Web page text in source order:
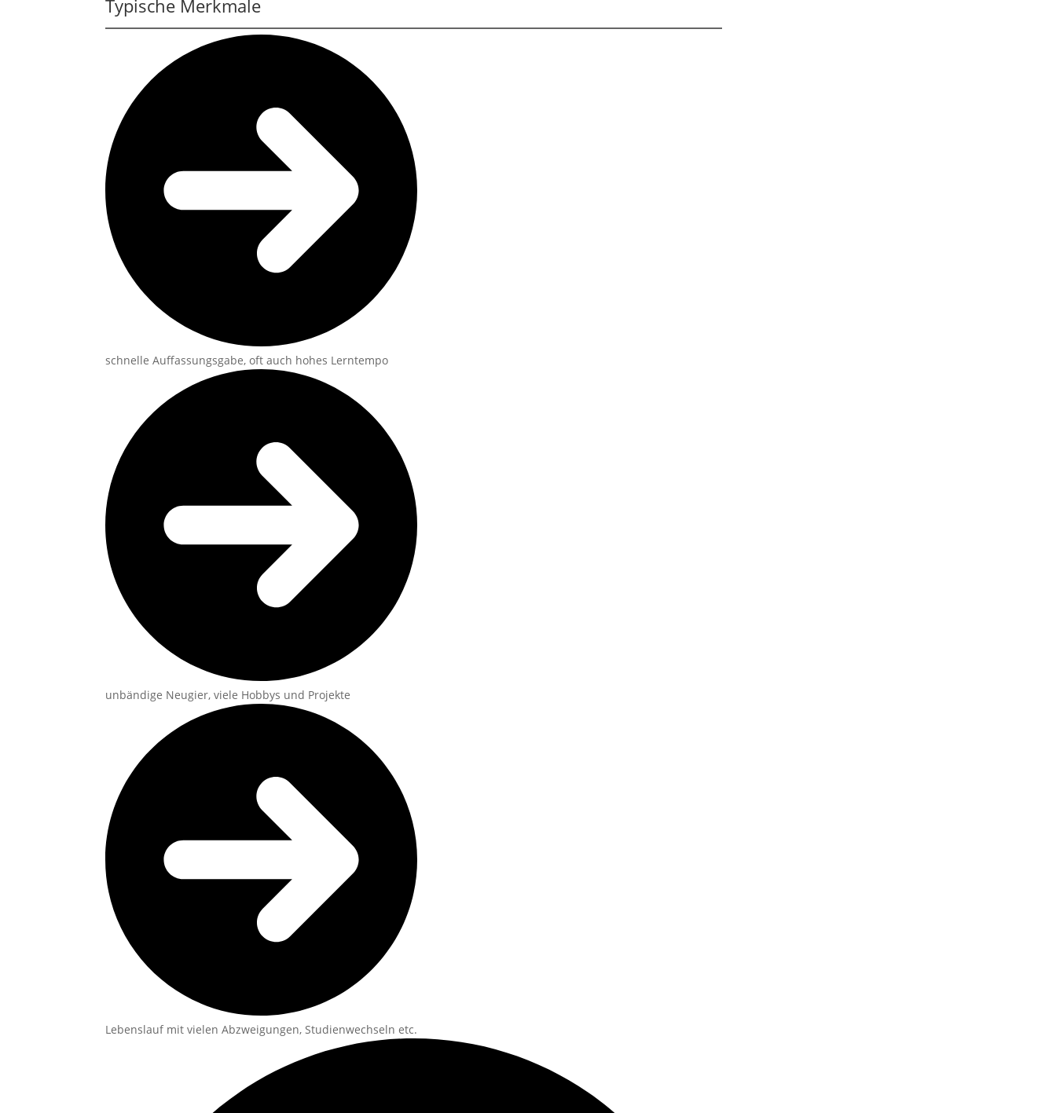
Typische Merkmale
schnelle Auffassungsgabe, oft auch hohes Lerntempo
unbändige Neugier, viele Hobbys und Projekte
Lebenslauf mit vielen Abzweigungen, Studienwechseln etc.